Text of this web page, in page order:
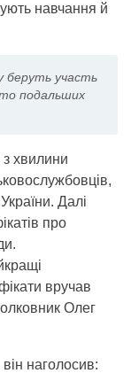
навчання й
беруть участь
подальших
хвилини
Далі
про
вручав
Олег
наголосив: